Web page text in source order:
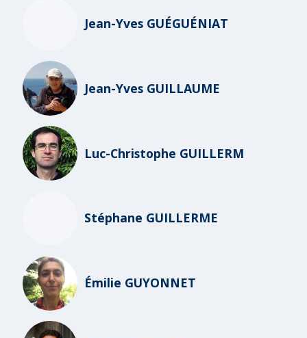
Jean-Yves GUÉGUÉNIAT
Jean-Yves GUILLAUME
Luc-Christophe GUILLERM
Stéphane GUILLERME
Émilie GUYONNET